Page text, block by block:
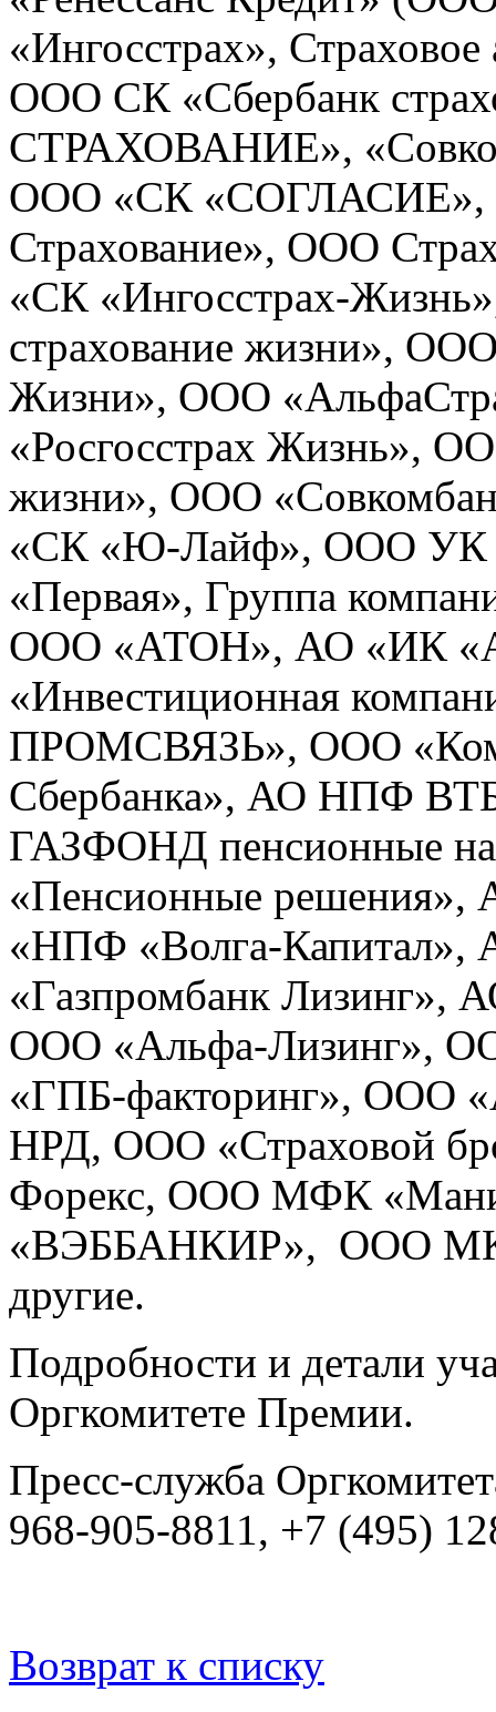
«Ингосстрах»,
ООО СК «Сбербанк
СТРАХОВАНИЕ»,
ООО «СК «СОГЛАСИЕ»,
Страхование», ООО
«СК «Ингосстрах-
страхование жизни»,
Жизни», ООО
«Росгосстрах Жизнь»,
жизни», ООО
«СК «Ю-Лайф», ООО УК
«Первая», Группа
ООО «АТОН», АО «ИК
«Инвестиционная
ПРОМСВЯЗЬ», ООО
Сбербанка», АО НПФ
ГАЗФОНД пенсионные
«Пенсионные
«НПФ «Волга-Капитал»,
«Газпромбанк
ООО «Альфа-Лизинг»,
«ГПБ‑факторинг», ООО
НРД, ООО «Страховой
Форекс, ООО МФК
«ВЭББАНКИР», ООО
другие.
Подробности и детали
Оргкомитете Премии.
Пресс-служба
968-905-8811, +7 (495)
Возврат к списку